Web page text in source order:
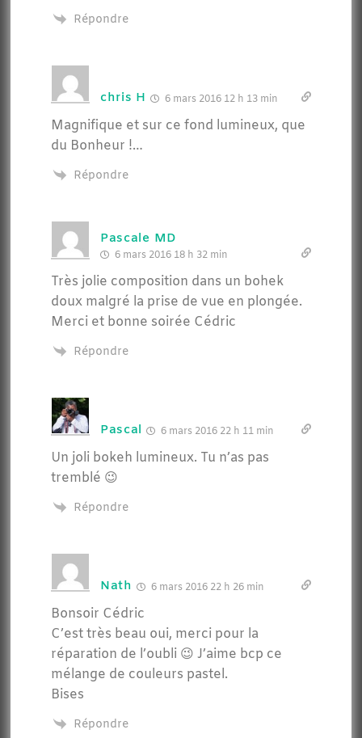
Répondre
chris H 6 mars 2016 12 h 13 min
Magnifique et sur ce fond lumineux, que
du Bonheur !…
Répondre
Pascale MD
6 mars 2016 18 h 32 min
Très jolie composition dans un bohek
doux malgré la prise de vue en plongée.
Merci et bonne soirée Cédric
Répondre
Pascal 6 mars 2016 22 h 11 min
Un joli bokeh lumineux. Tu n’as pas
tremblé 😉
Répondre
Nath 6 mars 2016 22 h 26 min
Bonsoir Cédric
C’est très beau oui, merci pour la
réparation de l’oubli 😉 J’aime bcp ce
mélange de couleurs pastel.
Bises
Répondre